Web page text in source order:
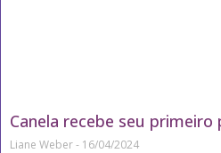
Canela recebe seu
Liane Weber 16/04/2024